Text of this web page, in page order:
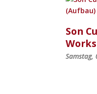
Son
Samstag,